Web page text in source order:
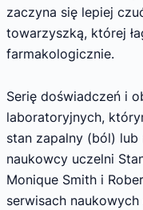
zaczyna się lepiej
towarzyszką, której
farmakologicznie.
Serię doświadczeń i
laboratoryjnych,
stan zapalny (ból)
naukowcy uczelni
Monique Smith i
serwisach